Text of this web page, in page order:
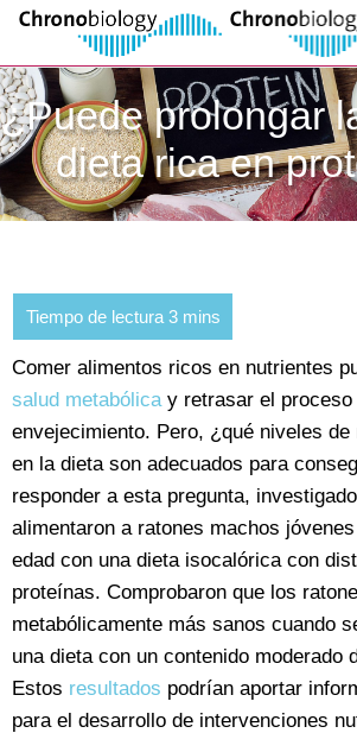
¿Puede prolongar
dieta rica en
Comer alimentos ricos en nutrientes
salud metabólicay retrasar el proceso
envejecimiento. Pero, ¿qué niveles de
en la dieta son adecuados para
responder a esta pregunta,
alimentaron a ratones machos
edad con una dieta isocalórica con
proteínas. Comprobaron que los
metabólicamente más sanos cuando
una dieta con un contenido moderado
Estos resultados podrían aportar
para el desarrollo de intervenciones